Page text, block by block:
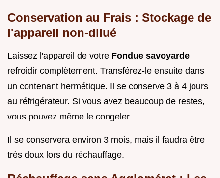
Conservation au Frais : Stockage de
l'appareil non-dilué
Laissez l'appareil de votre Fondue savoyarde
refroidir complètement. Transférez-le ensuite dans
un contenant hermétique. Il se conserve 3 à 4 jours
au réfrigérateur. Si vous avez beaucoup de restes,
vous pouvez même le congeler.
Il se conservera environ 3 mois, mais il faudra être
très doux lors du réchauffage.